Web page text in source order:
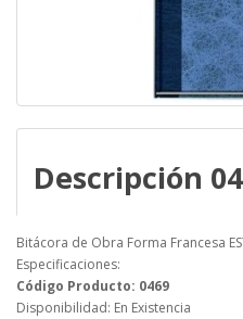
Descripción
Bitácora de Obra Forma Francesa
Especificaciones:
Código Producto: 0469
Disponibilidad: En Existencia